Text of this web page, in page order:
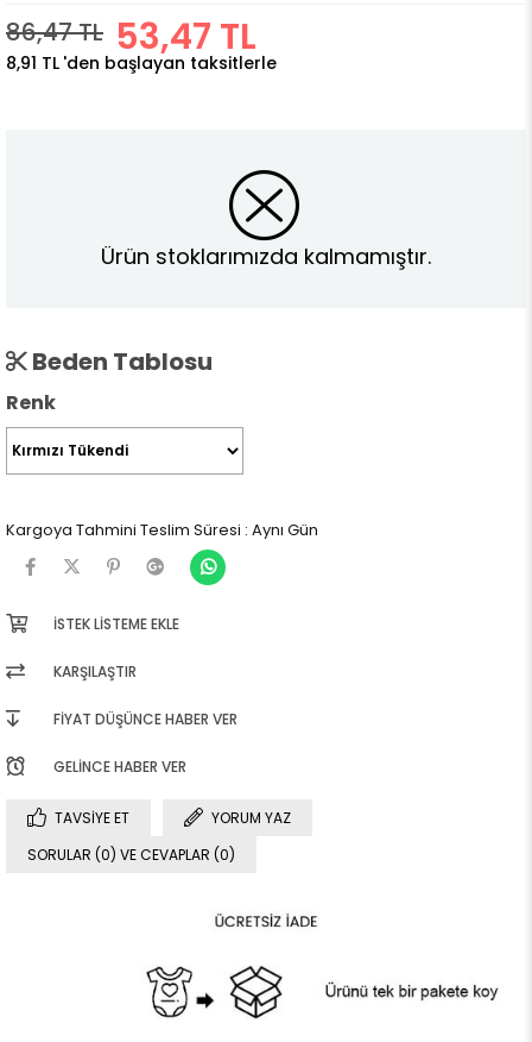
86,47 TL 53,47 TL
8,91 TL 'den başlayan taksitlerle
Ürün stoklarımızda kalmamıştır.
Beden Tablosu
Renk
Kargoya Tahmini Teslim Süresi : Aynı Gün
İSTEK LISTEME EKLE
KARŞILAŞTIR
FIYAT DÜŞÜNCE HABER VER
GELINCE HABER VER
TAVSIYE ET
YORUM YAZ
SORULAR (0) VE CEVAPLAR (0)